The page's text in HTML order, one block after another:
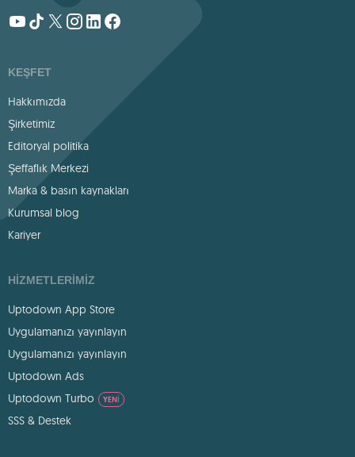
KEŞFET
Hakkımızda
Şirketimiz
Editoryal politika
Şeffaflık Merkezi
Marka & basın kaynakları
Kurumsal blog
Kariyer
HIZMETLERIMIZ
Uptodown App Store
Uygulamanızı yayınlayın
Uygulamanızı yayınlayın
Uptodown Ads
Uptodown Turbo
YENI
SSS & Destek